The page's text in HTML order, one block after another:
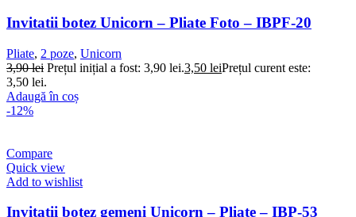
Invitatii botez Unicorn – Pliate Foto – IBPF-20
Pliate, 2 poze, Unicorn
3,90lei Prețul inițial a fost: 3,90 lei.3,50 leiPrețul curent este:
3,50 lei.
Adaugă în coș
-12%
Compare
Quick view
Add to wishlist
Invitatii botez gemeni Unicorn – Pliate – IBP-53